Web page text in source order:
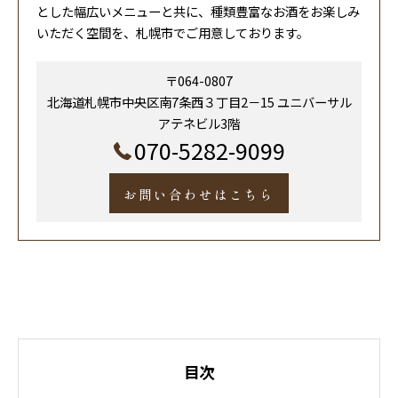
とした幅広いメニューと共に、種類豊富なお酒をお楽しみ
いただく空間を、札幌市でご用意しております。
〒064-0807
北海道札幌市中央区南7条西３丁目2－15 ユニバーサル
アテネビル3階
070-5282-9099
お問い合わせはこちら
目次